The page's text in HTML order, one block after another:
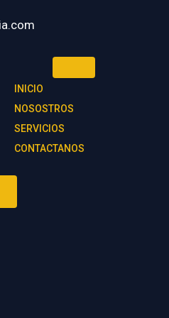
INICIO
NOSOSTROS
SERVICIOS
CONTACTANOS